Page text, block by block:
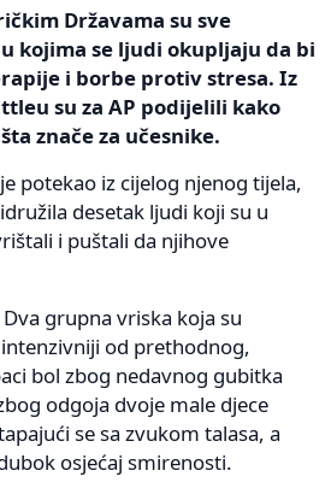
Državama su sve
kojima se ljudi okupljaju da bi
i borbe protiv stresa. Iz
su za AP podijelili kako
znače za učesnike.
potekao iz cijelog njenog tijela,
desetak ljudi koji su u
i puštali da njihove
grupna vriska koja su
od prethodnog,
bol zbog nedavnog gubitka
odgoja dvoje male djece
se sa zvukom talasa, a
osjećaj smirenosti.